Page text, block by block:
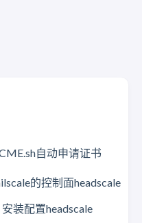
自动申请证书
的控制面headscale
安装配置headscale